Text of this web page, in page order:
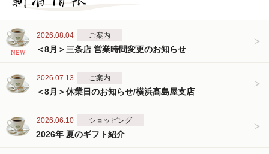
2026.08.04 ご案内
＜8月＞三条店 営業時間変更のお知らせ
2026.07.13 ご案内
＜8月＞休業日のお知らせ/横浜髙島屋支店
2026.06.10 ショッピング
2026年 夏のギフト紹介